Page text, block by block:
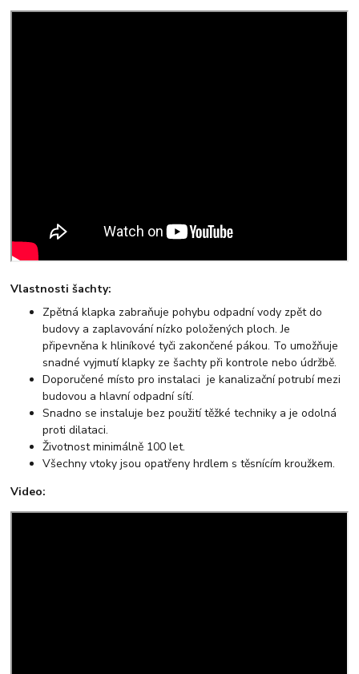
Vlastnosti šachty:
Zpětná klapka zabraňuje pohybu odpadní vody zpět do
budovy a zaplavování nízko položených ploch. Je
připevněna k hliníkové tyči zakončené pákou. To umožňuje
snadné vyjmutí klapky ze šachty při kontrole nebo údržbě.
Doporučené místo pro instalaci je kanalizační potrubí mezi
budovou a hlavní odpadní sítí.
Snadno se instaluje bez použití těžké techniky a je odolná
proti dilataci.
Životnost minimálně 100 let.
Všechny vtoky jsou opatřeny hrdlem s těsnícím kroužkem.
Video: